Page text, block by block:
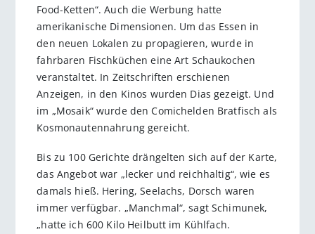
Food-Ketten“. Auch die Werbung hatte
amerikanische Dimensionen. Um das Essen in
den neuen Lokalen zu propagieren, wurde in
fahrbaren Fischküchen eine Art Schaukochen
veranstaltet. In Zeitschriften erschienen
Anzeigen, in den Kinos wurden Dias gezeigt. Und
im „Mosaik“ wurde den Comichelden Bratfisch als
Kosmonautennahrung gereicht.
Bis zu 100 Gerichte drängelten sich auf der Karte,
das Angebot war „lecker und reichhaltig“, wie es
damals hieß. Hering, Seelachs, Dorsch waren
immer verfügbar. „Manchmal“, sagt Schimunek,
„hatte ich 600 Kilo Heilbutt im Kühlfach.